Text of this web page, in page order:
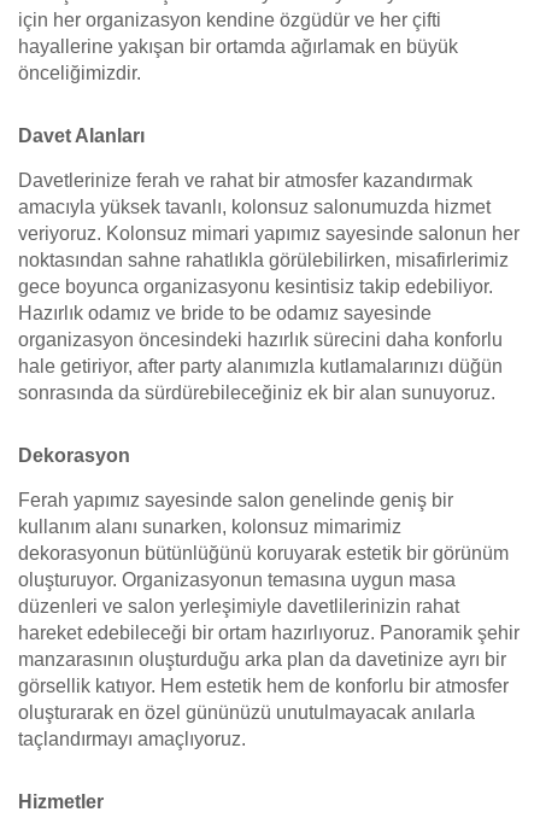
için her organizasyon kendine özgüdür ve her çifti
hayallerine yakışan bir ortamda ağırlamak en büyük
önceliğimizdir.
Davet Alanları
Davetlerinize ferah ve rahat bir atmosfer kazandırmak
amacıyla yüksek tavanlı, kolonsuz salonumuzda hizmet
veriyoruz. Kolonsuz mimari yapımız sayesinde salonun her
noktasından sahne rahatlıkla görülebilirken, misafirlerimiz
gece boyunca organizasyonu kesintisiz takip edebiliyor.
Hazırlık odamız ve bride to be odamız sayesinde
organizasyon öncesindeki hazırlık sürecini daha konforlu
hale getiriyor, after party alanımızla kutlamalarınızı düğün
sonrasında da sürdürebileceğiniz ek bir alan sunuyoruz.
Dekorasyon
Ferah yapımız sayesinde salon genelinde geniş bir
kullanım alanı sunarken, kolonsuz mimarimiz
dekorasyonun bütünlüğünü koruyarak estetik bir görünüm
oluşturuyor. Organizasyonun temasına uygun masa
düzenleri ve salon yerleşimiyle davetlilerinizin rahat
hareket edebileceği bir ortam hazırlıyoruz. Panoramik şehir
manzarasının oluşturduğu arka plan da davetinize ayrı bir
görsellik katıyor. Hem estetik hem de konforlu bir atmosfer
oluşturarak en özel gününüzü unutulmayacak anılarla
taçlandırmayı amaçlıyoruz.
Hizmetler